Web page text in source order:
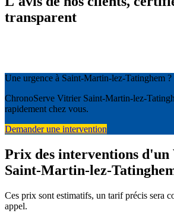
transparent
Une urgence à Saint-Martin-lez-Tatinghem ?
ChronoServe Vitrier Saint-Martin-lez-
rapidement chez vous.
Demander une intervention
Prix des interventions
Saint-Martin-lez-
Ces prix sont estimatifs, un tarif précis sera
appel.